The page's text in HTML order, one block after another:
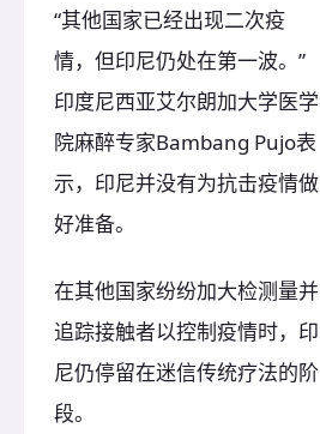
“其他国家已经出现二次疫
情，但印尼仍处在第一波。”
印度尼西亚艾尔朗加大学医学
院麻醉专家Bambang Pujo表
示，印尼并没有为抗击疫情做
好准备。
在其他国家纷纷加大检测量并
追踪接触者以控制疫情时，印
尼仍停留在迷信传统疗法的阶
段。